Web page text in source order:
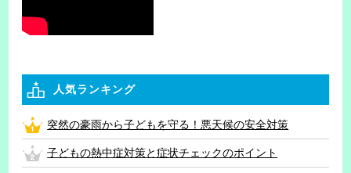
人気ランキング
突然の豪雨から子どもを守る！悪天候の安全対策
子どもの熱中症対策と症状チェックのポイント